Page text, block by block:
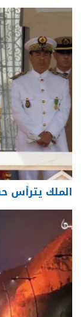
الملك يترأس